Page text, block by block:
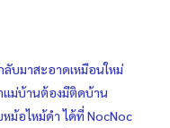
ลับมาสะอาดเหมือนใหม่
แม่บ้านต้องมีติดบ้าน
ม้อไหม้ดำ ได้ที่ NocNoc